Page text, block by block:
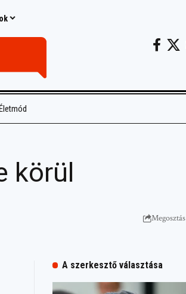
körül
Megosztás
A szerkesztő választása